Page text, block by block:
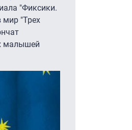
"Фиксики.
мир "Трех
малышей